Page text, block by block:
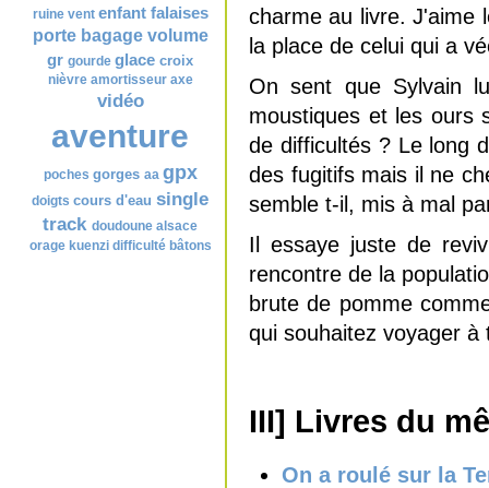
ruine vent enfant falaises
porte bagage volume
gr gourde glace croix
nièvre amortisseur axe
vidéo
aventure
poches gorges aa gpx
doigts cours d'eau single
track doudoune alsace
orage kuenzi difficulté bâtons
charme au livre. J'aime
la place de celui qui a
On sent que Sylvain
moustiques et les ours
de difficultés ? Le long
des fugitifs mais il ne
semble t-il, mis à mal
Il essaye juste de
rencontre de la
brute de pomme
qui souhaitez voyager à
III] Livres du
On a roulé sur la